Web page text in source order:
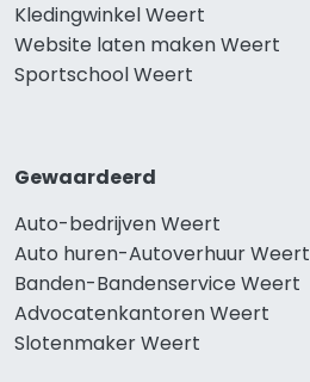
Kledingwinkel Weert
Website laten maken Weert
Sportschool Weert
Gewaardeerd
Auto-bedrijven Weert
Auto huren-Autoverhuur Weert
Banden-Bandenservice Weert
Advocatenkantoren Weert
Slotenmaker Weert